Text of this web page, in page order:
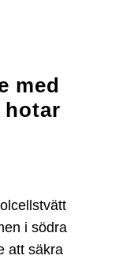
med
hotar
i södra
att säkra